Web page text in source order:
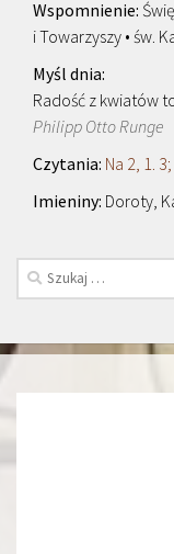
i Towarzyszy • św.
Radość z kwiatów
Philipp Otto Runge
Na 2, 1.
Doroty,
Szukaj: